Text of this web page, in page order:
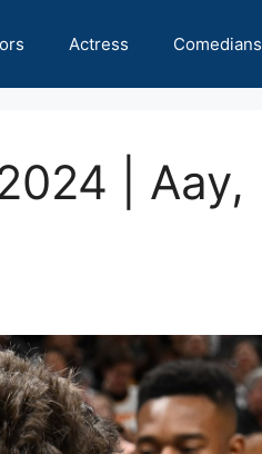
Actress Comedians
| Aay,